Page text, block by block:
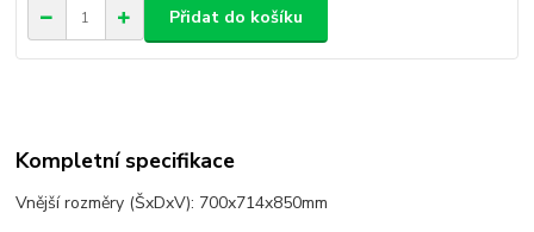
Přidat do košíku
Kompletní specifikace
Vnější rozměry (ŠxDxV): 700x714x850mm